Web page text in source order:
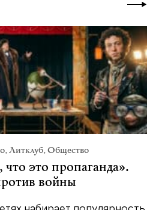
,Литклуб,Общество
это пропаганда».
войны